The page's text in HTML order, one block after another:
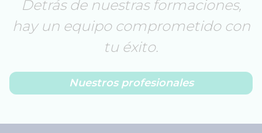
Detrás de nuestras formaciones,
hay un equipo comprometido con
tu éxito.
Nuestros profesionales